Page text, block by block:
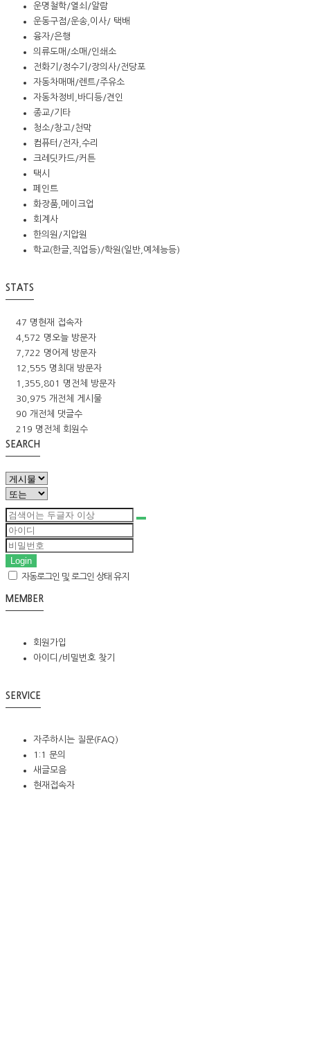
운명철학/열쇠/알람
운동구점/운송,이사/ 택배
융자/은행
의류도매/소매/인쇄소
전화기/정수기/장의사/전당포
자동차매매/렌트/주유소
자동차정비,바디등/견인
종교/기타
청소/창고/천막
컴퓨터/전자,수리
크레딧카드/커튼
택시
페인트
화장품,메이크업
회계사
한의원/지압원
학교(한글,직업등)/학원(일반,예체능등)
STATS
47 명 현재 접속자
4,572 명오늘 방문자
7,722 명 어제 방문자
12,555 명 최대 방문자
1,355,801 명 전체 방문자
30,975 개 전체 게시물
90 개 전체 댓글수
219 명 전체 회원수
SEARCH
Login
자동로그인 및 로그인 상태 유지
MEMBER
회원가입
아이디/비밀번호 찾기
SERVICE
자주하시는 질문(FAQ)
1:1 문의
새글모음
현재접속자